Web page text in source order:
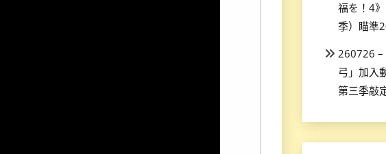
福を！4
季）瞄準
260726 –
弓」加入
第三季敲